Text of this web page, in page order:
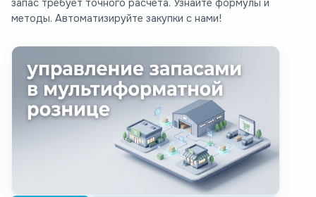
методы. Автоматизируйте закупки с нами!